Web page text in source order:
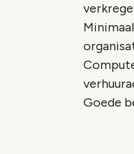
Goede